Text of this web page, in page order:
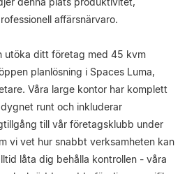
affärsnärvaro.
utöka ditt företag med 45 kvm
planlösning i Spaces Luma,
Våra large kontor har komplett
runt och inkluderar
till vår företagsklubb under
vi vet hur snabbt verksamheten kan
låta dig behålla kontrollen - våra